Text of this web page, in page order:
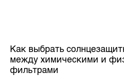
Как выбрать
между химическими и
фильтрами